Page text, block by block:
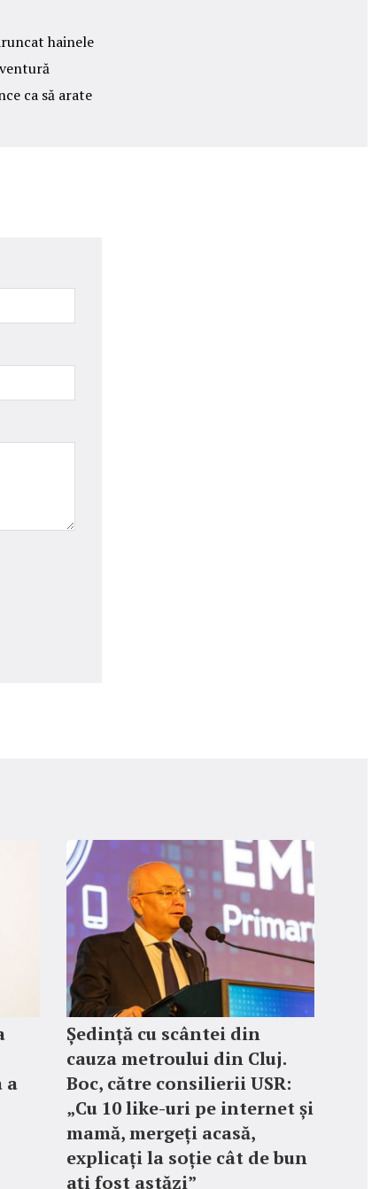
hainele
ca să arate
a
Ședință cu scântei din
cauza metroului din Cluj.
Boc, către consilierii USR:
„Cu 10 like-uri pe internet și
mamă, mergeți acasă,
explicați la soție cât de bun
ați fost astăzi”